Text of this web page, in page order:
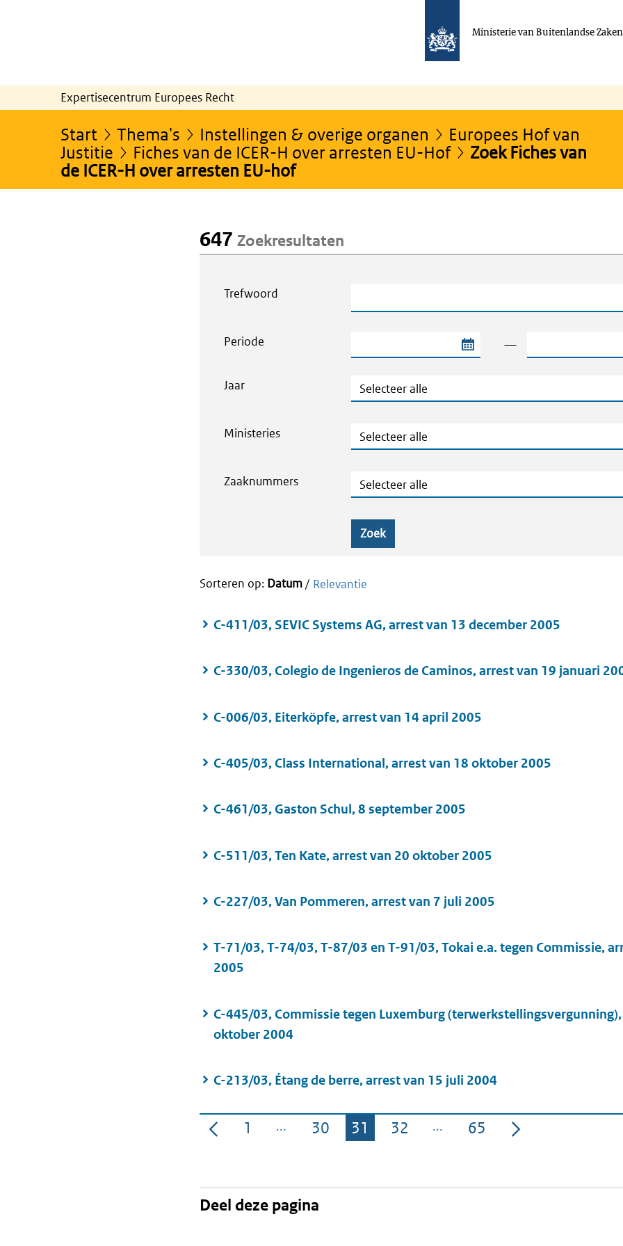
Ministerie van Buitenlandse Zaken
Expertisecentrum Europees Recht
Start Thema's Instellingen & overige organen
Europees Hof van
Justitie
Fiches van de ICER-H over arresten EU-Hof
Zoek Fiches van
de ICER-H over arresten EU-hof
647 Zoekresultaten
Trefwoord
Periode Begindatum van de periode —
Jaar Jaar
Ministeries Ministeries
Zaaknummers Zaaknummers
Zoek
Sorteren op: Datum/ Relevantie
C-411/03, SEVIC Systems AG, arrest van 13 december 2005
C-330/03, Colegio de Ingenieros de Caminos, arrest van 19 januari
C-006/03, Eiterköpfe, arrest van 14 april 2005
C-405/03, Class International, arrest van 18 oktober 2005
C-461/03, Gaston Schul, 8 september 2005
C-511/03, Ten Kate, arrest van 20 oktober 2005
C-227/03, Van Pommeren, arrest van 7 juli 2005
T-71/03, T-74/03, T-87/03 en T-91/03, Tokai e.a. tegen Commissie,
2005
C-445/03, Commissie tegen Luxemburg
oktober 2004
C-213/03, Étang de berre, arrest van 15 juli 2004
Pagina
1 Pagina
30 Pagina
31 Pagina
32 Pagina
65
Deel deze pagina